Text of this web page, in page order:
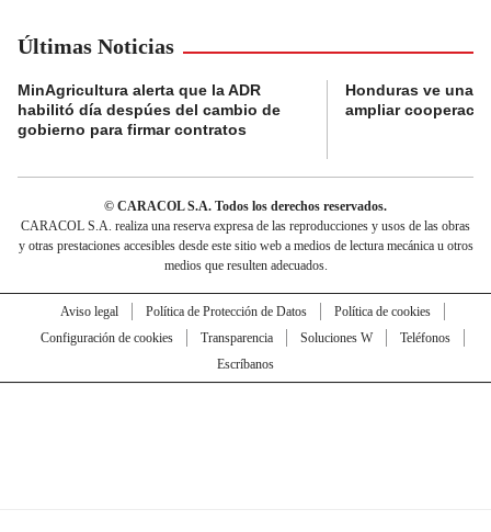
Últimas Noticias
MinAgricultura alerta que la ADR
habilitó día despúes del cambio de
gobierno para firmar contratos
Honduras ve una
ampliar
© CARACOL S.A. Todos los derechos reservados.
CARACOL S.A. realiza una reserva expresa de las reproducciones y usos de las obras
y otras prestaciones accesibles desde este sitio web a medios de lectura mecánica u otros
medios que resulten adecuados.
Aviso legal Política de Protección de Datos
Política de cookies
Configuración de cookies
Transparencia Soluciones W
Teléfonos
Escríbanos